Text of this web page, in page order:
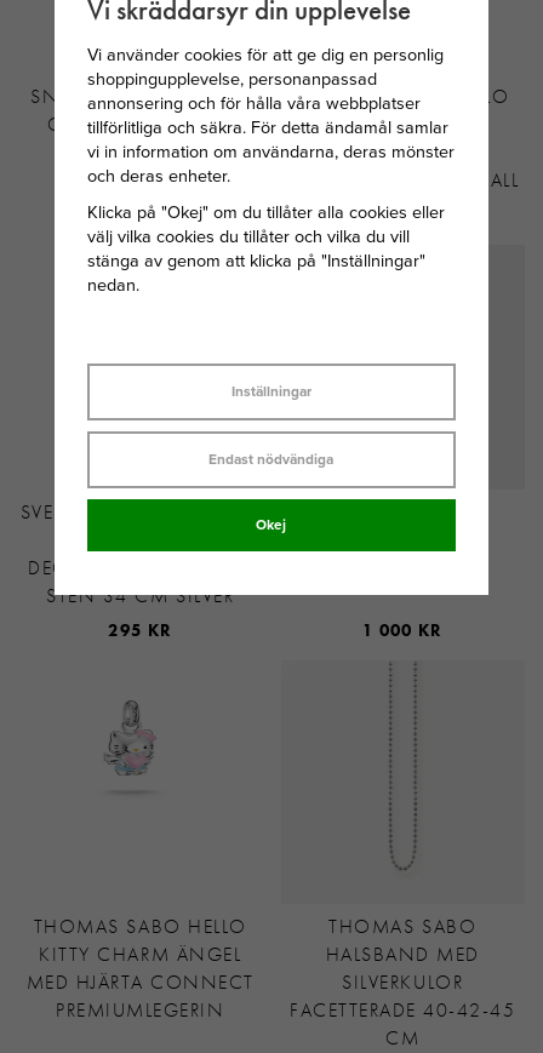
SNÖ OF SWEDEN EIRA
CRYSTAL ÖRHÄNGE
SILVERPLÄTERAD
MÄSSING
299 KR
THOMAS SABO HELLO
KITTY CHARM BLÅ
CONNECT
PREMIUMLEGERING KALL
569 KR
SVEDBOM MÅNADSSTEN
DECEMBER/TURKOSBLÅ
STEN 34 CM SILVER
295 KR 1 000 KR
THOMAS SABO HELLO
KITTY CHARM ÄNGEL
MED HJÄRTA CONNECT
PREMIUMLEGERIN
THOMAS SABO
HALSBAND MED
SILVERKULOR
FACETTERADE 40-42-45
CM
Vi skräddarsyr din upplevelse
Vi använder cookies för att ge dig en personlig
shoppingupplevelse, personanpassad
annonsering och för hålla våra webbplatser
tillförlitliga och säkra. För detta ändamål samlar
vi in information om användarna, deras mönster
och deras enheter.
Klicka på "Okej" om du tillåter alla cookies eller
välj vilka cookies du tillåter och vilka du vill
stänga av genom att klicka på "Inställningar"
nedan.
Inställningar
Endast nödvändiga
Okej